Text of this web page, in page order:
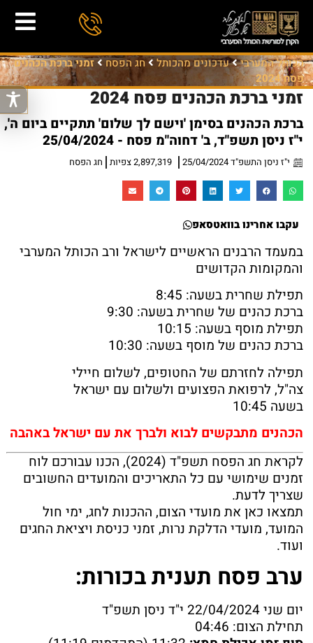
הכותל המערבי עדכונים מהכותל חג הפסח
זמני ברכת הכהנים
פסח 2024
זמני ברכת הכהנים פסח 2024
ברכת הכהנים בסימן 'וישם לך שלום' תתקיים ביום ה',
י"ז ניסן תשפ"ד, ב' דחוה"מ פסח - 25/04/2024
י"ז ניסן התשפ"ד 25/04/2024 2,897,319 צפיות חג הפסח
עקבו אחרינו בוואטסאפ
במעמד הרבנים הראשיים לישראל ורב הכותל המערבי
והמקומות הקדושים
תפילת שחרית בשעה: 8:45
ברכת כהנים של שחרית בשעה: 9:30
תפילת מוסף בשעה: 10:15
ברכת כהנים של מוסף בשעה: 10:30
תפילה לחזרתם של החטופים, לשלום חיילי
צה"ל, לרפואת הפצועים ולשלום עם ישראל
בשעה 10:45
הכהנים מתבקשים לבוא ולברך את עם ישראל באהבה
לקראת חג הפסח תשפ"ד (2024), הכנו עבורכם לוח
זמנים שימושי עם כל התאריכים והמועדים החשובים
שצריך לדעת.
תמצאו כאן את מועדי הצום, ההכנות לחג, ימי חול
המועד, מועדי הדלקת נרות, זמני כניסת ויציאת החגים
ועוד.
ערב פסח תענית בכורות:
יום שני 22/04/2024 י"ד ניסן תשפ"ד
תחילת הצום: 04:46